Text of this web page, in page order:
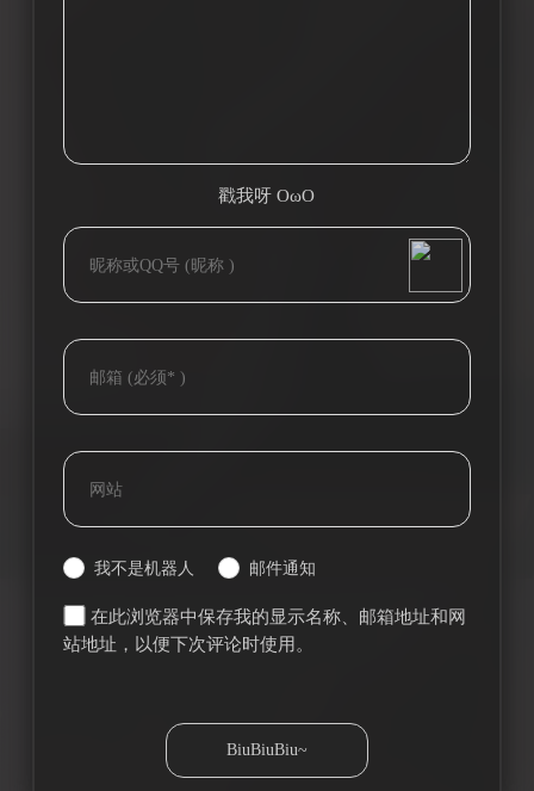
戳我呀 OωO
Tieba
我不是机器人 邮件通知
在此浏览器中保存我的显示名称、邮箱地址和网
站地址，以便下次评论时使用。